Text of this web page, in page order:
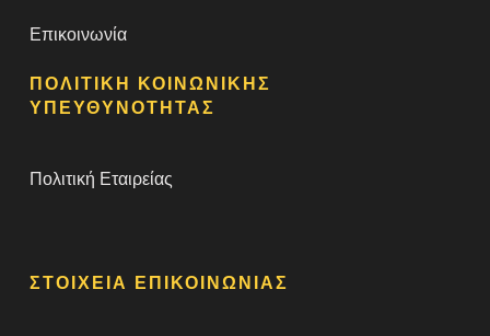
Επικοινωνία
ΠΟΛΙΤΙΚΗ ΚΟΙΝΩΝΙΚΗΣ
ΥΠΕΥΘΥΝΟΤΗΤΑΣ
Πολιτική Εταιρείας
ΣΤΟΙΧΕΙΑ ΕΠΙΚΟΙΝΩΝΙΑΣ